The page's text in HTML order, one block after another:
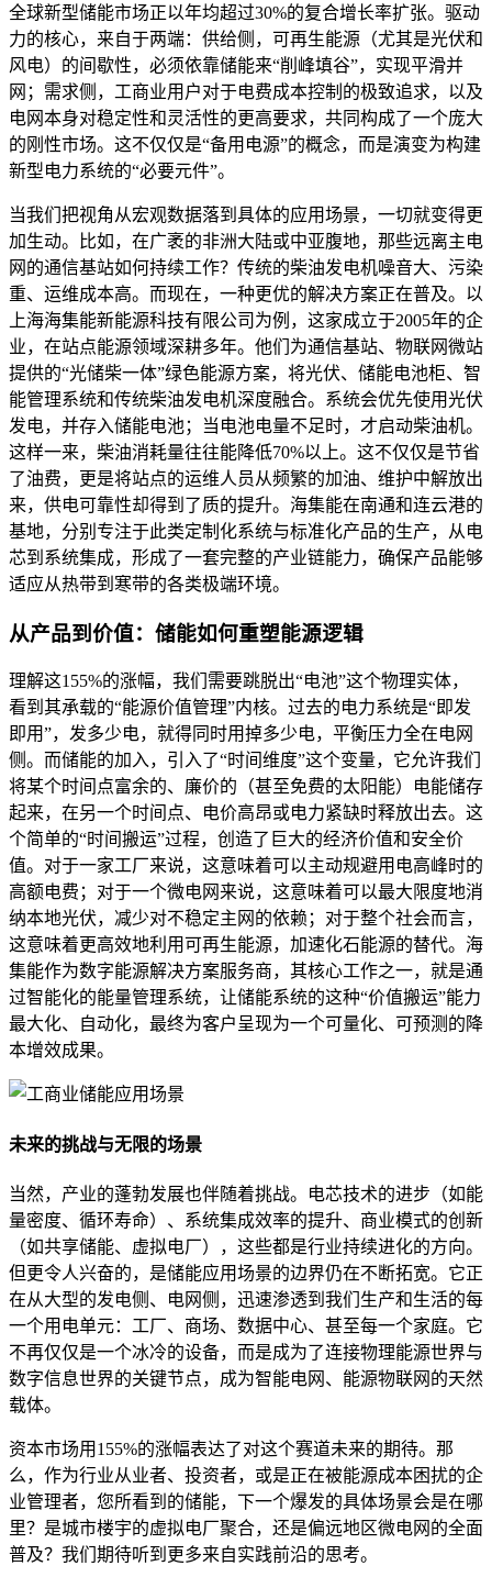
全球新型储能市场正以年均超过30%的复合增长率扩张。驱动
力的核心，来自于两端：供给侧，可再生能源（尤其是光伏和
风电）的间歇性，必须依靠储能来“削峰填谷”，实现平滑并
网；需求侧，工商业用户对于电费成本控制的极致追求，以及
电网本身对稳定性和灵活性的更高要求，共同构成了一个庞大
的刚性市场。这不仅仅是“备用电源”的概念，而是演变为构建
新型电力系统的“必要元件”。
当我们把视角从宏观数据落到具体的应用场景，一切就变得更
加生动。比如，在广袤的非洲大陆或中亚腹地，那些远离主电
网的通信基站如何持续工作？传统的柴油发电机噪音大、污染
重、运维成本高。而现在，一种更优的解决方案正在普及。以
上海海集能新能源科技有限公司为例，这家成立于2005年的企
业，在站点能源领域深耕多年。他们为通信基站、物联网微站
提供的“光储柴一体”绿色能源方案，将光伏、储能电池柜、智
能管理系统和传统柴油发电机深度融合。系统会优先使用光伏
发电，并存入储能电池；当电池电量不足时，才启动柴油机。
这样一来，柴油消耗量往往能降低70%以上。这不仅仅是节省
了油费，更是将站点的运维人员从频繁的加油、维护中解放出
来，供电可靠性却得到了质的提升。海集能在南通和连云港的
基地，分别专注于此类定制化系统与标准化产品的生产，从电
芯到系统集成，形成了一套完整的产业链能力，确保产品能够
适应从热带到寒带的各类极端环境。
从产品到价值：储能如何重塑能源逻辑
理解这155%的涨幅，我们需要跳脱出“电池”这个物理实体，
看到其承载的“能源价值管理”内核。过去的电力系统是“即发
即用”，发多少电，就得同时用掉多少电，平衡压力全在电网
侧。而储能的加入，引入了“时间维度”这个变量，它允许我们
将某个时间点富余的、廉价的（甚至免费的太阳能）电能储存
起来，在另一个时间点、电价高昂或电力紧缺时释放出去。这
个简单的“时间搬运”过程，创造了巨大的经济价值和安全价
值。对于一家工厂来说，这意味着可以主动规避用电高峰时的
高额电费；对于一个微电网来说，这意味着可以最大限度地消
纳本地光伏，减少对不稳定主网的依赖；对于整个社会而言，
这意味着更高效地利用可再生能源，加速化石能源的替代。海
集能作为数字能源解决方案服务商，其核心工作之一，就是通
过智能化的能量管理系统，让储能系统的这种“价值搬运”能力
最大化、自动化，最终为客户呈现为一个可量化、可预测的降
本增效成果。
未来的挑战与无限的场景
当然，产业的蓬勃发展也伴随着挑战。电芯技术的进步（如能
量密度、循环寿命）、系统集成效率的提升、商业模式的创新
（如共享储能、虚拟电厂），这些都是行业持续进化的方向。
但更令人兴奋的，是储能应用场景的边界仍在不断拓宽。它正
在从大型的发电侧、电网侧，迅速渗透到我们生产和生活的每
一个用电单元：工厂、商场、数据中心、甚至每一个家庭。它
不再仅仅是一个冰冷的设备，而是成为了连接物理能源世界与
数字信息世界的关键节点，成为智能电网、能源物联网的天然
载体。
资本市场用155%的涨幅表达了对这个赛道未来的期待。那
么，作为行业从业者、投资者，或是正在被能源成本困扰的企
业管理者，您所看到的储能，下一个爆发的具体场景会是在哪
里？是城市楼宇的虚拟电厂聚合，还是偏远地区微电网的全面
普及？我们期待听到更多来自实践前沿的思考。